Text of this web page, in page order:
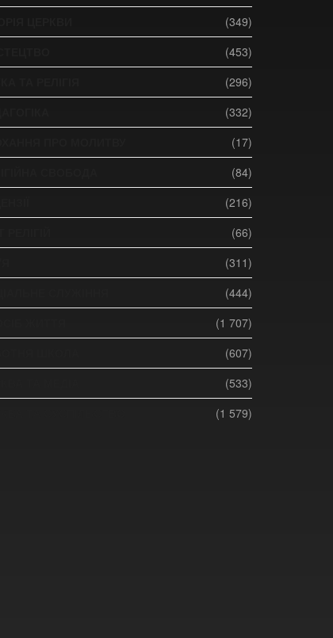
(349)
(453)
(296)
(332)
(17)
(84)
(216)
(66)
(311)
(444)
(1 707)
(607)
(533)
(1 579)